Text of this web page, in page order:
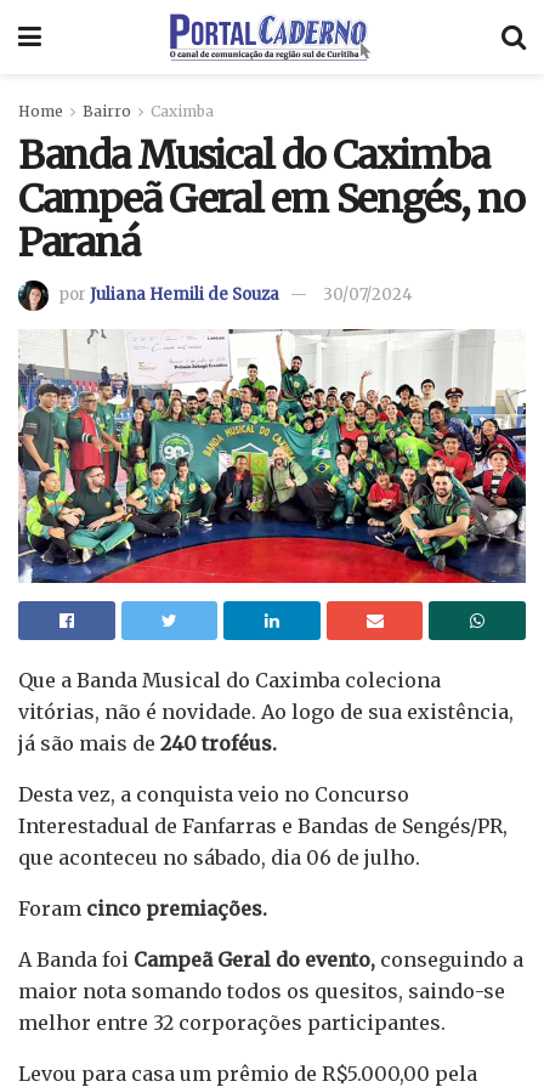
Home Bairro Caximba
Banda Musical do Caximba
Campeã Geral em Sengés, no
Paraná
por Juliana Hemili de Souza 30/07/2024
Que a Banda Musical do Caximba coleciona
vitórias, não é novidade. Ao logo de sua existência,
já são mais de 240 troféus.
Desta vez, a conquista veio no Concurso
Interestadual de Fanfarras e Bandas de Sengés/PR,
que aconteceu no sábado, dia 06 de julho.
Foram cinco premiações.
A Banda foi Campeã Geral do evento, conseguindo a
maior nota somando todos os quesitos, saindo-se
melhor entre 32 corporações participantes.
Levou para casa um prêmio de R$5.000,00 pela